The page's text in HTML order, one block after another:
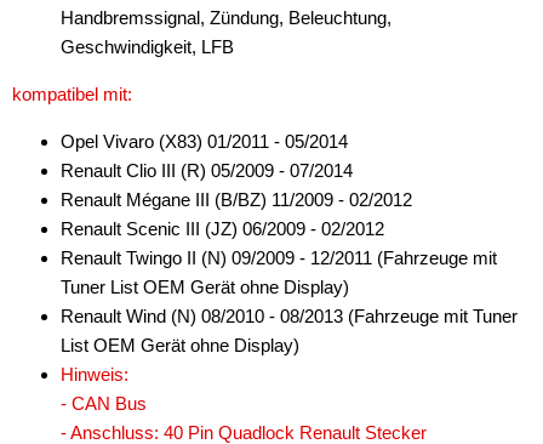
Handbremssignal, Zündung, Beleuchtung,
Geschwindigkeit, LFB
kompatibel mit:
Opel Vivaro (X83) 01/2011 - 05/2014
Renault Clio III (R) 05/2009 - 07/2014
Renault Mégane III (B/BZ) 11/2009 - 02/2012
Renault Scenic III (JZ) 06/2009 - 02/2012
Renault Twingo II (N) 09/2009 - 12/2011 (Fahrzeuge mit
Tuner List OEM Gerät ohne Display)
Renault Wind (N) 08/2010 - 08/2013 (Fahrzeuge mit Tuner
List OEM Gerät ohne Display)
Hinweis:
- CAN Bus
- Anschluss: 40 Pin Quadlock Renault Stecker